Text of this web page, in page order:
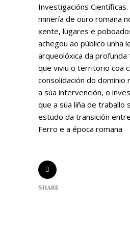
Investigacións
minería de ouro romana
xente, lugares e
achegou ao público unha
arqueolóxica da
que viviu o territorio coa
consolidación do dominio
a súa intervención, o
que a súa liña de traballo
estudo da transición
Ferro e a época romana
Share